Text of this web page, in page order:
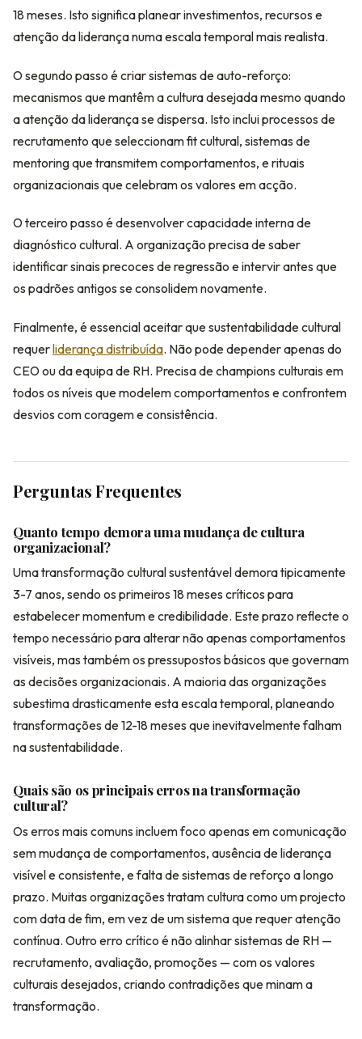
18 meses. Isto significa planear investimentos, recursos e
atenção da liderança numa escala temporal mais realista.
O segundo passo é criar sistemas de auto-reforço:
mecanismos que mantêm a cultura desejada mesmo quando
a atenção da liderança se dispersa. Isto inclui processos de
recrutamento que seleccionam fit cultural, sistemas de
mentoring que transmitem comportamentos, e rituais
organizacionais que celebram os valores em acção.
O terceiro passo é desenvolver capacidade interna de
diagnóstico cultural. A organização precisa de saber
identificar sinais precoces de regressão e intervir antes que
os padrões antigos se consolidem novamente.
Finalmente, é essencial aceitar que sustentabilidade cultural
requerliderança distribuída. Não pode depender apenas do
CEO ou da equipa de RH. Precisa de champions culturais em
todos os níveis que modelem comportamentos e confrontem
desvios com coragem e consistência.
Perguntas Frequentes
Quanto tempo demora uma mudança de cultura
organizacional?
Uma transformação cultural sustentável demora tipicamente
3-7 anos, sendo os primeiros 18 meses críticos para
estabelecer momentum e credibilidade. Este prazo reflecte o
tempo necessário para alterar não apenas comportamentos
visíveis, mas também os pressupostos básicos que governam
as decisões organizacionais. A maioria das organizações
subestima drasticamente esta escala temporal, planeando
transformações de 12-18 meses que inevitavelmente falham
na sustentabilidade.
Quais são os principais erros na transformação
cultural?
Os erros mais comuns incluem foco apenas em comunicação
sem mudança de comportamentos, ausência de liderança
visível e consistente, e falta de sistemas de reforço a longo
prazo. Muitas organizações tratam cultura como um projecto
com data de fim, em vez de um sistema que requer atenção
contínua. Outro erro crítico é não alinhar sistemas de RH —
recrutamento, avaliação, promoções — com os valores
culturais desejados, criando contradições que minam a
transformação.